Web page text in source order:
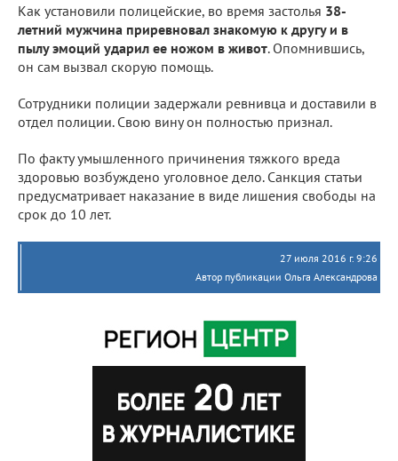
Как установили полицейские, во время застолья 38-
летний мужчина приревновал знакомую к другу и в
пылу эмоций ударил ее ножом в живот. Опомнившись,
он сам вызвал скорую помощь.
Сотрудники полиции задержали ревнивца и доставили в
отдел полиции. Свою вину он полностью признал.
По факту умышленного причинения тяжкого вреда
здоровью возбуждено уголовное дело. Санкция статьи
предусматривает наказание в виде лишения свободы на
срок до 10 лет.
27 июля 2016 г. 9:26
Автор публикации Ольга Александрова